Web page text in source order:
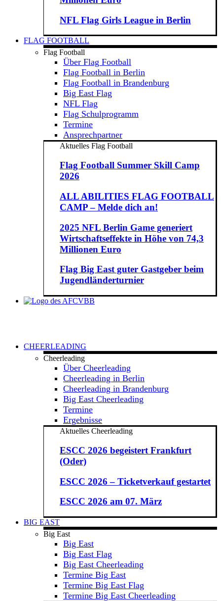
NFL Flag Girls League in Berlin
FLAG FOOTBALL
Flag Football
Über Flag Football
Flag Football in Berlin
Flag Football in Brandenburg
Big East Flag
NFL Flag
Flag Schulprogramm
Termine
Ansprechpartner
Aktuelles Flag Football
Flag Football Summer Skill Camp
2026
ALL ABILITIES FLAG FOOTBALL
CAMP – Melde dich an!
2025 NFL Berlin Game generiert
Wirtschaftseffekte in Höhe von 74,3
Millionen Euro
Flag Big East guter Gastgeber beim
Jugendländerturnier
CHEERLEADING
Cheerleading
Über Cheerleading
Cheerleading in Berlin
Cheerleading in Brandenburg
Big East Cheerleading
Termine
Ergebnisse
Aktuelles Cheerleading
ESCC 2026 begeistert Frankfurt
(Oder)
ESCC 2026 – Ticketverkauf gestartet
ESCC 2026 am 07. März
BIG EAST
Big East
Big East
Big East Flag
Big East Cheerleading
Termine Big East
Termine Big East Flag
Termine Big East Cheerleading